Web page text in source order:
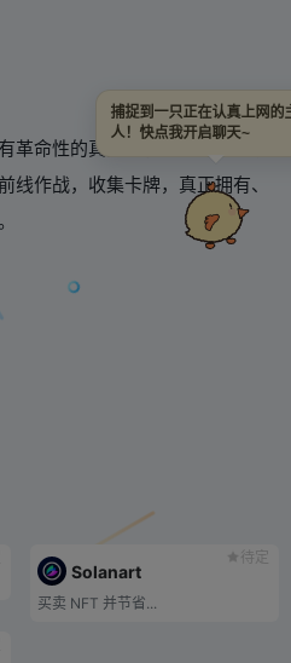
革命性的真实所有权模式。 《风
线作战，收集卡牌，真正拥有、
待定
Solanart
买卖 NFT 并节省...
捕捉到一只正在认真上网
人！快点我开启聊天~